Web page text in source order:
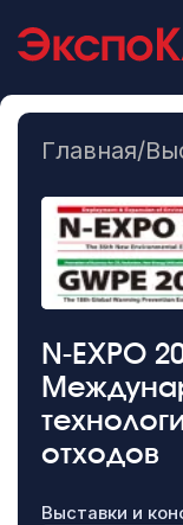
Главная/
N-EXPO
отходов
Выставки и